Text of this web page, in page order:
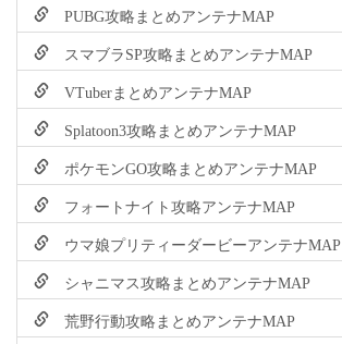
PUBG攻略まとめアンテナMAP
スマブラSP攻略まとめアンテナMAP
VTuberまとめアンテナMAP
Splatoon3攻略まとめアンテナMAP
ポケモンGO攻略まとめアンテナMAP
フォートナイト攻略アンテナMAP
ウマ娘プリティーダービーアンテナMAP
シャニマス攻略まとめアンテナMAP
荒野行動攻略まとめアンテナMAP